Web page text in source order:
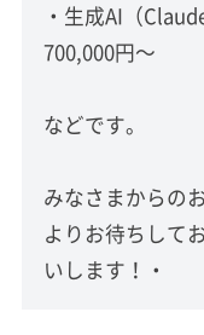
・生成AI（
700,000円〜
などです。
みなさまからの
よりお待ちして
いします！・